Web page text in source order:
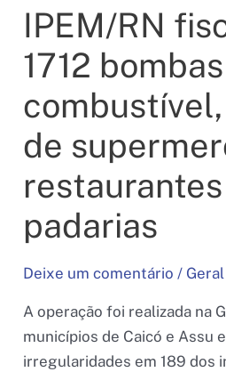
IPEM/RN
1712
de
padarias
Deixe um comentário / Geral
A operação foi realizada na
municípios de Caicó e Assu
irregularidades em 189 dos